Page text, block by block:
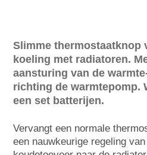
Slimme thermostaatknop
koeling met radiatoren.
aansturing van de
richting de warmtepomp.
een set batterijen.
Vervangt een normale
een nauwkeurige regeling